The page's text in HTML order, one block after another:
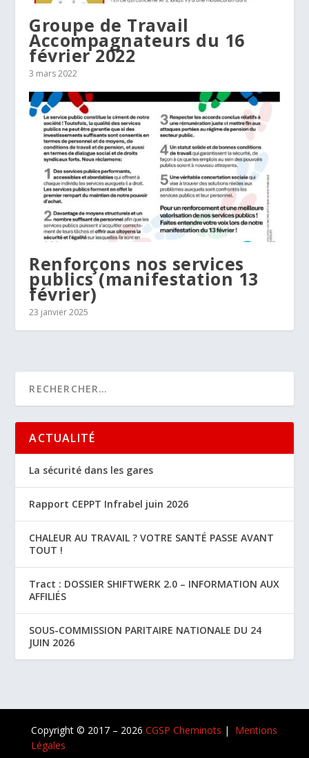
Groupe de Travail
Accompagnateurs du 16
février 2022
3 mars 2022
Renforçons nos services
publics (manifestation 13
février)
23 janvier 2025
ACTUALITÉ
La sécurité dans les gares
Rapport CEPPT Infrabel juin 2026
CHALEUR AU TRAVAIL ? VOTRE SANTÉ PASSE AVANT
TOUT !
Tract : DOSSIER SHIFTWERK 2.0 – INFORMATION AUX
AFFILIÉS
SOUS-COMMISSION PARITAIRE NATIONALE DU 24
JUIN 2026
Copyright © 2017 – 2026 CGSP Cheminots | Mentions
Légales